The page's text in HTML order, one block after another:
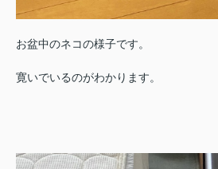
お盆中のネコの様子です。
寛いでいるのがわかります。